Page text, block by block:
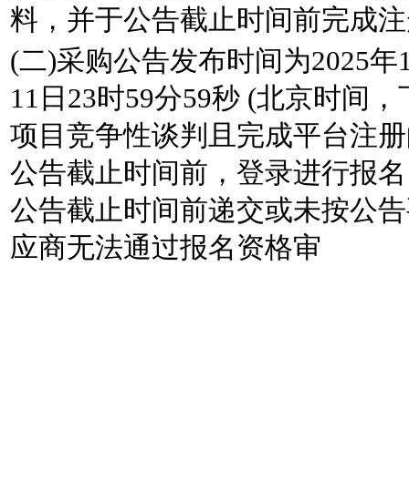
料，并于公告截止时间前完成
(二)采购公告发布时间为2025年
11日23时59分59秒 (北京时间
项目竞争性谈判且完成平台注
公告截止时间前，登录进行报
公告截止时间前递交或未按公
应商无法通过报名资格审